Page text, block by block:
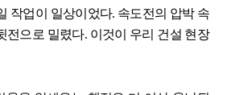
작업이 일상이었다. 속도전의 압박 속
전으로 밀렸다. 이것이 우리 건설 현장